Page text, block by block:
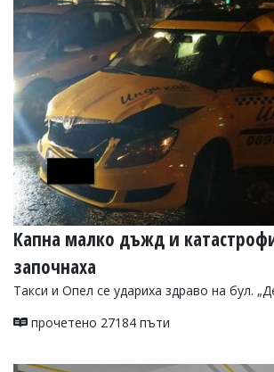
Капна малко дъжд и
започнаха
Такси и Опел се удариха здраво на бул.
прочетено 27184 пъти